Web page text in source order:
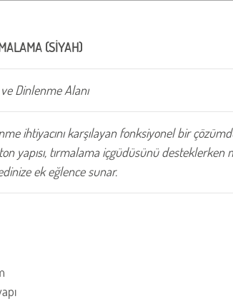
(SİYAH)
Dinlenme Alanı
ihtiyacını karşılayan fonksiyonel bir
yapısı, tırmalama içgüdüsünü desteklerken
ek eğlence sunar.